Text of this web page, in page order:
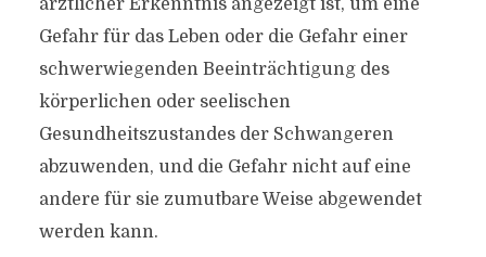
ärztlicher Erkenntnis angezeigt ist, um eine
Gefahr für das Leben oder die Gefahr einer
schwerwiegenden Beeinträchtigung des
körperlichen oder seelischen
Gesundheitszustandes der Schwangeren
abzuwenden, und die Gefahr nicht auf eine
andere für sie zumutbare Weise abgewendet
werden kann.